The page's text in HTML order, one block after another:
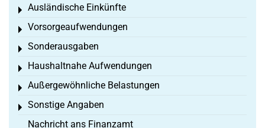
Ausländische Einkünfte
Toggle menu
Vorsorgeaufwendungen
Toggle menu
Sonderausgaben
Toggle menu
Haushaltnahe Aufwendungen
Toggle menu
Außergewöhnliche Belastungen
Toggle menu
Sonstige Angaben
Toggle menu
Nachricht ans Finanzamt